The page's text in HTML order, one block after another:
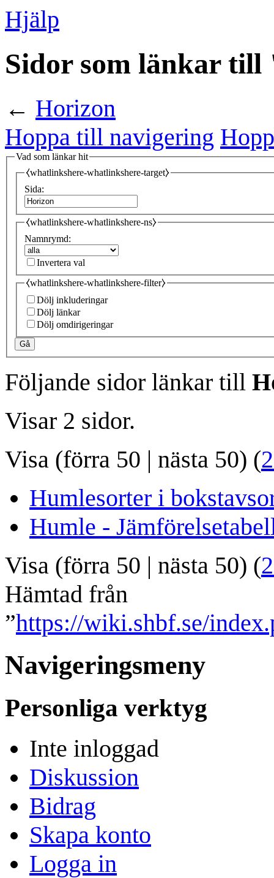
Hjälp
Sidor som länkar
← Horizon
Hoppa till navigering
Vad som länkar hit
⧼whatlinkshere-whatlinkshere-target⧽
Sida:
⧼whatlinkshere-whatlinkshere-ns⧽
Namnrymd:
Invertera val
⧼whatlinkshere-whatlinkshere-filter⧽
Dölj inkluderingar
Dölj länkar
Dölj omdirigeringar
Gå
Följande sidor länkar till
Visar 2 sidor.
Visa (förra 50 | nästa 50) (
Humlesorter i
Humle -
Visa (förra 50 | nästa 50) (
Hämtad från
”https://wiki.shbf.se/
Navigeringsmeny
Personliga verktyg
Inte inloggad
Diskussion
Bidrag
Skapa konto
Logga in